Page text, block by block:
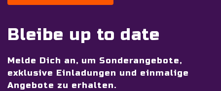
Bleibe up to date
Melde Dich an, um Sonderangebote,
exklusive Einladungen und einmalige
Angebote zu erhalten.